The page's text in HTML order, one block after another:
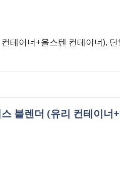
테이너+올스텐 컨테이너), 단
블렌더 (유리 컨테이너